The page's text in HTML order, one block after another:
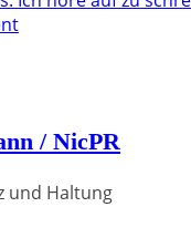
/ NicPR
und Haltung